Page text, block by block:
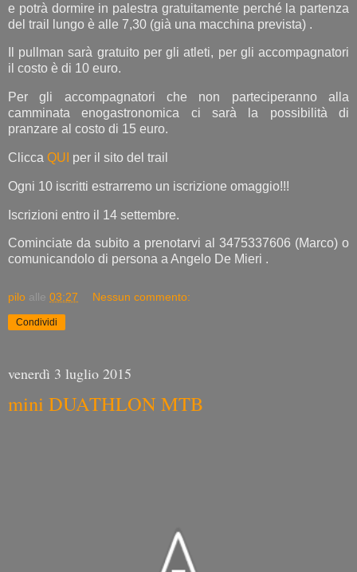
e potrà dormire in palestra gratuitamente perché la partenza
del trail lungo è alle 7,30 (già una macchina prevista) .
Il pullman sarà gratuito per gli atleti, per gli accompagnatori
il costo è di 10 euro.
Per gli accompagnatori che non parteciperanno alla
camminata enogastronomica ci sarà la possibilità di
pranzare al costo di 15 euro.
Clicca QUI per il sito del trail
Ogni 10 iscritti estrarremo un iscrizione omaggio!!!
Iscrizioni entro il 14 settembre.
Cominciate da subito a prenotarvi al 3475337606 (Marco) o
comunicandolo di persona a Angelo De Mieri .
pilo alle 03:27 Nessun commento:
Condividi
venerdì 3 luglio 2015
mini DUATHLON MTB